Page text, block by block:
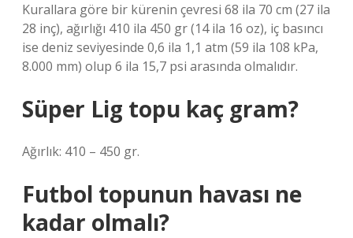
Kurallara göre bir kürenin çevresi 68 ila 70 cm (27 ila
28 inç), ağırlığı 410 ila 450 gr (14 ila 16 oz), iç basıncı
ise deniz seviyesinde 0,6 ila 1,1 atm (59 ila 108 kPa,
8.000 mm) olup 6 ila 15,7 psi arasında olmalıdır.
Süper Lig topu kaç gram?
Ağırlık: 410 – 450 gr.
Futbol topunun havası ne
kadar olmalı?